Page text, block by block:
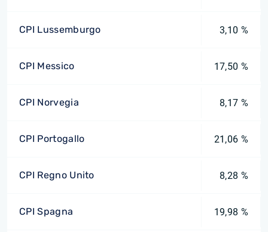
CPI Lussemburgo 3,10 %
CPI Messico 17,50 %
CPI Norvegia 8,17 %
CPI Portogallo 21,06 %
CPI Regno Unito 8,28 %
CPI Spagna 19,98 %